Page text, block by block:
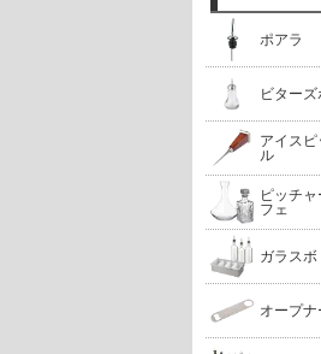
ポアラ
ビター
アイス
ル
ピッチ
フェ
ガラス
オープナ